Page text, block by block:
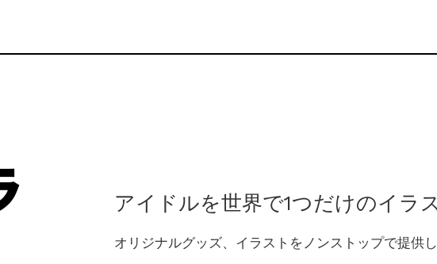
アイドルを世界で1つだけのイラ
オリジナルグッズ、イラストをノンストップで提供し